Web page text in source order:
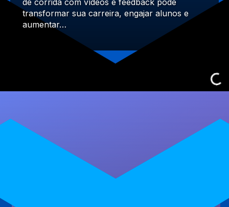
de corrida com vídeos e feedback pode
transformar sua carreira, engajar alunos e
aumentar…